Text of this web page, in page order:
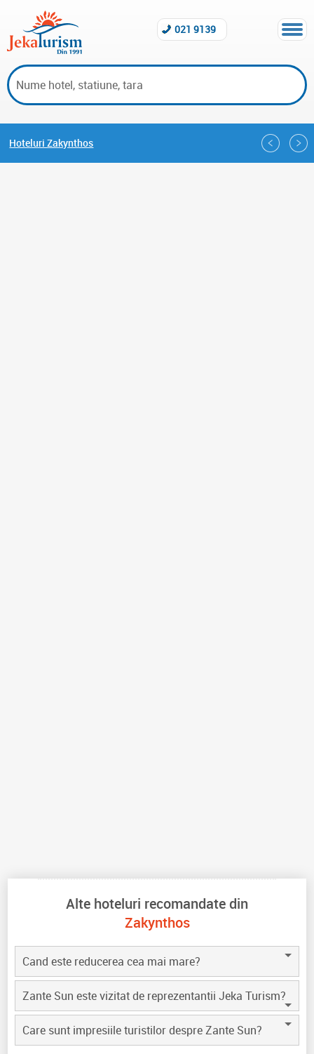
021 9139
Hoteluri Zakynthos
Alte hoteluri recomandate din
Zakynthos
Cand este reducerea cea mai mare?
Zante Sun este vizitat de reprezentantii Jeka Turism?
Care sunt impresiile turistilor despre Zante Sun?